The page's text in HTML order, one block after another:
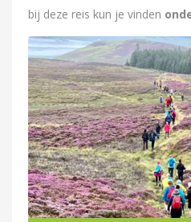
bij deze reis kun je vinden